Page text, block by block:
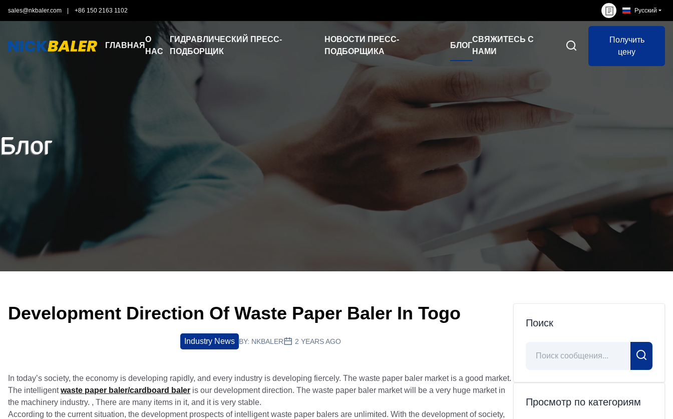
sales@nkbaler.com +86 150 2163 1102 Русский
ГЛАВНАЯ
О
НАС
ГИДРАВЛИЧЕСКИЙ ПРЕСС-
ПОДБОРЩИК
НОВОСТИ ПРЕСС-
ПОДБОРЩИКА
БЛОГ
СВЯЖИТЕСЬ С
НАМИ
Получить
цену
Блог
Development Direction Of Waste Paper Baler In Togo
Industry News BY: NKBALER 2 YEARS AGO
In today’s society, the economy is developing rapidly, and every industry is developing fiercely. The waste paper baler market is a good market.
The intelligentwaste paper baler/cardboard baler is our development direction. The waste paper baler market will be a very huge market in
the machinery industry. , There are many items in it, and it is very stable.
According to the current situation, the development prospects of intelligent waste paper balers are unlimited. With the development of society,
Поиск
Просмотр по категориям